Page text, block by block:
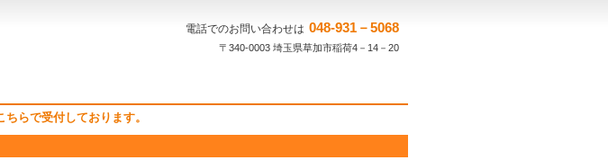
電話でのお問い合わせは 048-931－5068
〒340-0003 埼玉県草加市稲荷4－14－20
らで受付しております。